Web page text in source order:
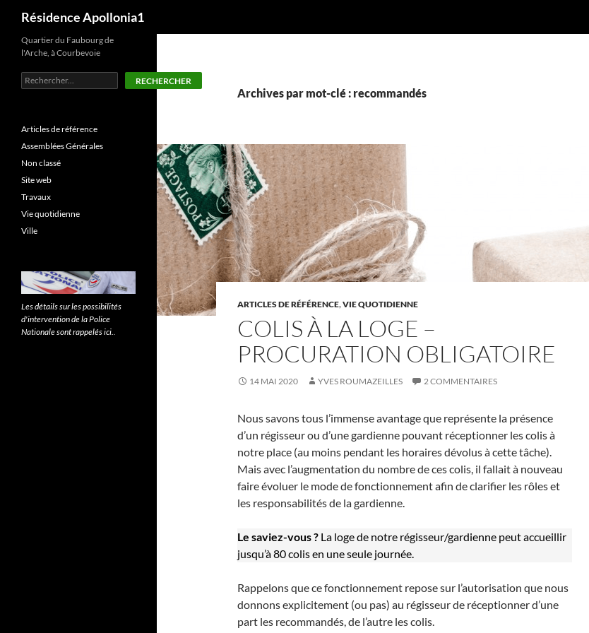
Aller
contenu
Résidence Apollonia1
Archives par mot-clé : recommandés
ARTICLES DE RÉFÉRENCE,VIE QUOTIDIENNE
COLIS À LA LOGE –
PROCURATION OBLIGATOIRE
14 MAI 2020 YVES ROUMAZEILLES 2 COMMENTAIRES
Nous savons tous l’immense avantage que représente la présence
d’un régisseur ou d’une gardienne pouvant réceptionner les colis à
notre place (au moins pendant les horaires dévolus à cette tâche).
Mais avec l’augmentation du nombre de ces colis, il fallait à nouveau
faire évoluer le mode de fonctionnement afin de clarifier les rôles et
les responsabilités de la gardienne.
Le saviez-vous ? La loge de notre régisseur/gardienne peut accueillir
jusqu’à 80 colis en une seule journée.
Rappelons que ce fonctionnement repose sur l’autorisation que nous
donnons explicitement (ou pas) au régisseur de réceptionner d’une
part les recommandés, de l’autre les colis.
Quartier du Faubourg de
l'Arche, à Courbevoie
Rechercher RECHERCHER
Articles de référence
Assemblées Générales
Non classé
Site web
Travaux
Vie quotidienne
Ville
Les détails sur les possibilités
d'intervention de la Police
Nationale sont rappelés ici..